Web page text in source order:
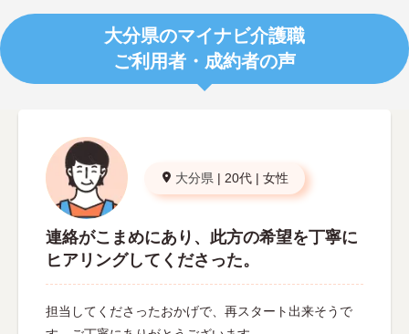
大分県のマイナビ介護職
ご利用者・成約者の声
大分県 | 20代 | 女性
連絡がこまめにあり、此方の希望を丁寧に
ヒアリングしてくださった。
担当してくださったおかげで、再スタート出来そうで